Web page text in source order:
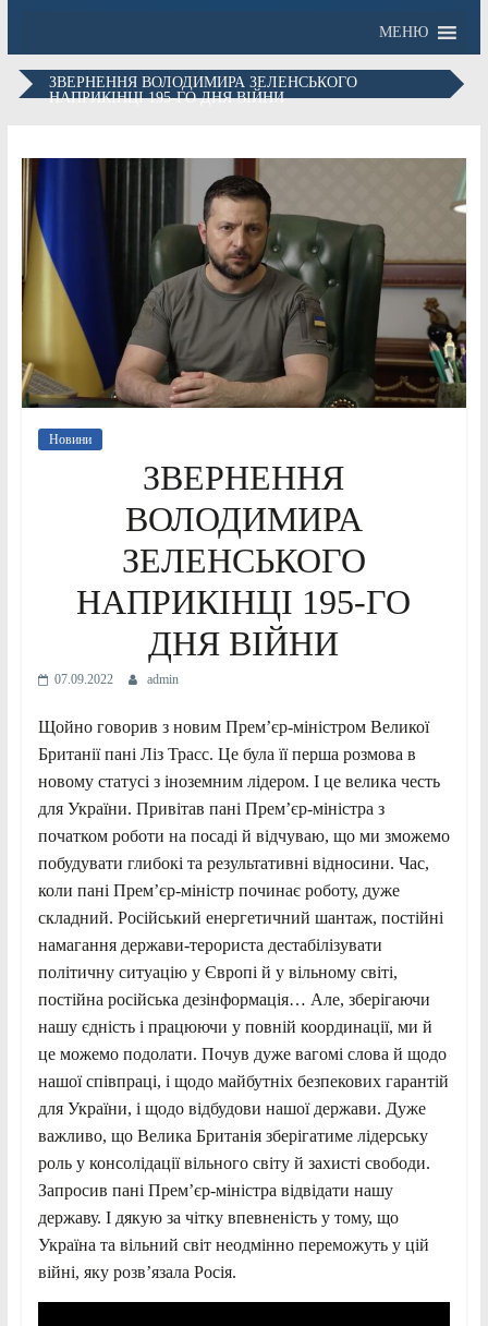
МЕНЮ
ЗВЕРНЕННЯ ВОЛОДИМИРА ЗЕЛЕНСЬКОГО
НАПРИКІНЦІ 195-ГО ДНЯ ВІЙНИ
Новини
ЗВЕРНЕННЯ
ВОЛОДИМИРА
ЗЕЛЕНСЬКОГО
НАПРИКІНЦІ 195-ГО
ДНЯ ВІЙНИ
07.09.2022 admin
Щойно говорив з новим Прем’єр-міністром Великої
Британії пані Ліз Трасс. Це була її перша розмова в
новому статусі з іноземним лідером. І це велика честь
для України. Привітав пані Премʼєр-міністра з
початком роботи на посаді й відчуваю, що ми зможемо
побудувати глибокі та результативні відносини. Час,
коли пані Премʼєр-міністр починає роботу, дуже
складний. Російський енергетичний шантаж, постійні
намагання держави-терориста дестабілізувати
політичну ситуацію у Європі й у вільному світі,
постійна російська дезінформація… Але, зберігаючи
нашу єдність і працюючи у повній координації, ми й
це можемо подолати. Почув дуже вагомі слова й щодо
нашої співпраці, і щодо майбутніх безпекових гарантій
для України, і щодо відбудови нашої держави. Дуже
важливо, що Велика Британія зберігатиме лідерську
роль у консолідації вільного світу й захисті свободи.
Запросив пані Прем’єр-міністра відвідати нашу
державу. І дякую за чітку впевненість у тому, що
Україна та вільний світ неодмінно переможуть у цій
війні, яку розв’язала Росія.